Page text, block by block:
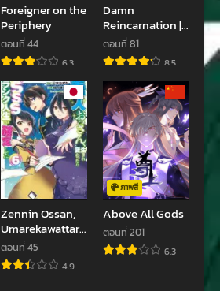
ตอนที่ 1124
ตอนที่ 1122
สิงหาคม 3, 2024
ตอนที่ 1120
กรกฎาคม 20, 2024
ตอนที่ 1118
มิถุนายน 24, 2024
ตอนที่ 1116
มิถุนายน 2, 2024
ตอนที่ 1114
Foreigner on the
Periphery
ตอนที่ 44
6.3
Damn
Reincarnation |
ชีวิตใหม่ของนักรบ
ผู้เสียสละ
ตอนที่ 81
8.5
Zennin Ossan,
Umarekawattara
SSS Rank Jinsei
ga Kakutei Shita
ตอนที่ 45
4.9
ภาพสี
Above All Gods
ตอนที่ 201
6.3